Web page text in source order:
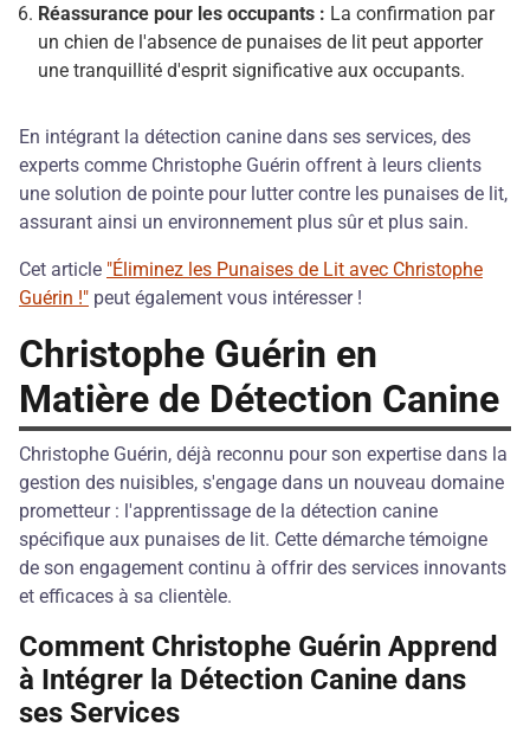
Réassurance pour les occupants : La confirmation par
un chien de l'absence de punaises de lit peut apporter
une tranquillité d'esprit significative aux occupants.
En intégrant la détection canine dans ses services, des
experts comme Christophe Guérin offrent à leurs clients
une solution de pointe pour lutter contre les punaises de lit,
assurant ainsi un environnement plus sûr et plus sain.
Cet article "Éliminez les Punaises de Lit avec Christophe
Guérin !" peut également vous intéresser !
Christophe Guérin en
Matière de Détection Canine
Christophe Guérin, déjà reconnu pour son expertise dans la
gestion des nuisibles, s'engage dans un nouveau domaine
prometteur : l'apprentissage de la détection canine
spécifique aux punaises de lit. Cette démarche témoigne
de son engagement continu à offrir des services innovants
et efficaces à sa clientèle.
Comment Christophe Guérin Apprend
à Intégrer la Détection Canine dans
ses Services